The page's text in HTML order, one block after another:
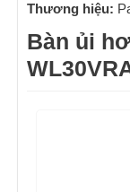
Thương hiệu:
Bàn ủi